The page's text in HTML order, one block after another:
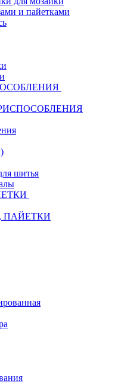
и пайетками
шитья
ПАЙЕТКИ